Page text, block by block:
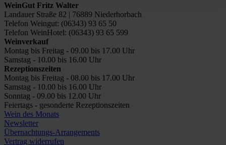
WeinGut Fritz Walter
Landauer Straße 82 | 76889 Niederhorbach
Telefon Weingut: (06343) 93 65 50
Telefon WeinHotel: (06343) 93 65 599
Weinverkauf
Montag bis Freitag - 09.00 bis 17.00 Uhr
Samstag - 10.00 bis 16.00 Uhr
Rezeptionszeiten
Montag bis Freitag - 08.00 bis 17.00 Uhr
Samstag - 10.00 bis 16.00 Uhr
Sonntag - 09.00 bis 12.00 Uhr
Feiertags - gesonderte Rezeptionszeiten
Wein des Monats
Newsletter
Übernachtungs-Arrangements
Vertrag widerrufen